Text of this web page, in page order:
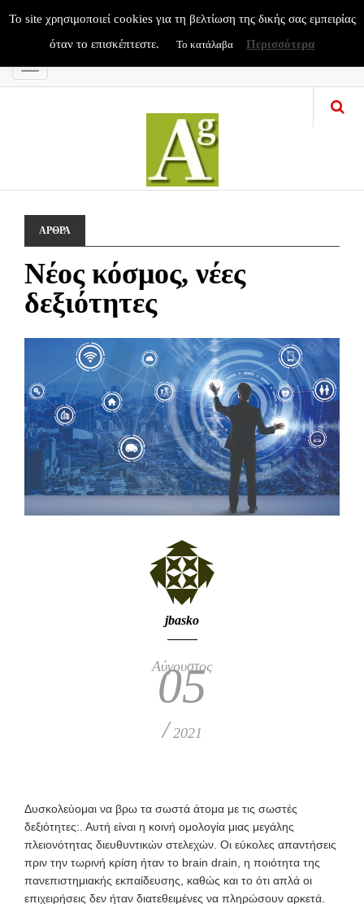
Menu
ΑΡΘΡΑ
Νέος κόσμος, νέες
δεξιότητες
jbasko
Αύγουστος
05
/ 2021
Δυσκολεύομαι να βρω τα σωστά άτομα με τις σωστές
δεξιότητες:. Αυτή είναι η κοινή ομολογία μιας μεγάλης
πλειονότητας διευθυντικών στελεχών. Οι εύκολες απαντήσεις
πριν την τωρινή κρίση ήταν το brain drain, η ποιότητα της
πανεπιστημιακής εκπαίδευσης, καθώς και το ότι απλά οι
επιχειρήσεις δεν ήταν διατεθειμένες να πληρώσουν αρκετά.
To site χρησιμοποιεί cookies για τη βελτίωση της δικής σας εμπειρίας
όταν το επισκέπτεστε.
Το κατάλαβα Περισσότερα